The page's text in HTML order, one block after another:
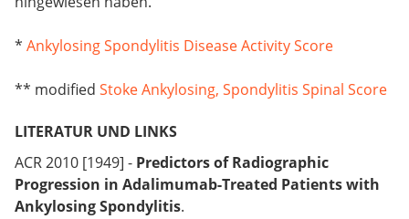
* Ankylosing Spondylitis Disease Activity Score
** modified Stoke Ankylosing, Spondylitis Spinal Score
LITERATUR UND LINKS
ACR 2010 [1949] - Predictors of Radiographic
Progression in Adalimumab-Treated Patients with
Ankylosing Spondylitis.